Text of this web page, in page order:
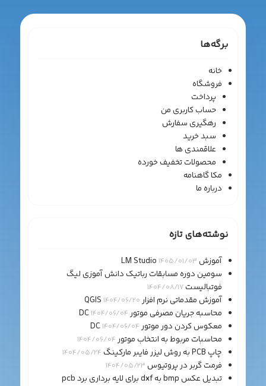
برگه‌ها
خانه
فروشگاه
پرداخت
حساب کاربری من
رهگیری سفارش
سبد خرید
علاقمندی ها
محصولات تخفیف خورده
مکا گاهنامه
درباره ما
نوشته‌های تازه
آموزش LM Studio 1405/01/03
سومین دوره مسابقات رباتیک دانش آموزی لیگ
فوتبالیست1404/08/17
آموزش مقدماتی نرم افزار QGIS1404/06/20
محاسبه جریان مصرفی موتور DC1404/06/04
معکوس کردن دور موتور DC1404/06/04
محاسبات مربوط به انتخاب موتور 1404/06/04
چاپ PCB به روش لیزر فایبر مارکینگ 1404/05/24
فرمت گربر در پروتیوس 1404/05/23
تبدیل عکس bmp به dxf برای لایه برداری برد pcb